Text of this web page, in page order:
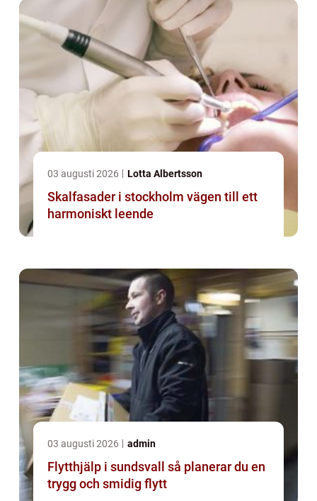
03 augusti 2026 Lotta Albertsson
Skalfasader i stockholm vägen till ett
harmoniskt leende
03 augusti 2026 admin
Flytthjälp i sundsvall så planerar du en
trygg och smidig flytt